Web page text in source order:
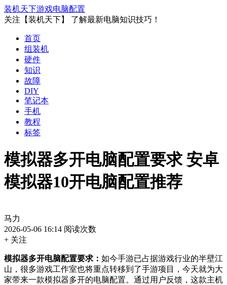
装机天下游戏电脑配置
关注【装机天下】 了解最新电脑知识技巧！
首页
组装机
硬件
知识
故障
DIY
笔记本
手机
教程
标签
模拟器多开电脑配置要求 安卓
模拟器10开电脑配置推荐
马力
2026-05-06 16:14 阅读次数
+ 关注
模拟器多开电脑配置要求： 如今手游已占据游戏行业的半壁江
山，很多游戏工作室也将重点转移到了手游项目，今天就为大
家带来一款模拟器多开的电脑配置。通过用户反馈，这款主机